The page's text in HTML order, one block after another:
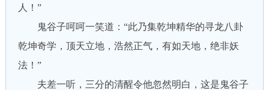
人！”
鬼谷子呵呵一笑道：“此乃集乾坤精华的寻龙八卦
乾坤奇学，顶天立地，浩然正气，有如天地，绝非妖
法！”
夫差一听，三分的清醒令他忽然明白，这是鬼谷子